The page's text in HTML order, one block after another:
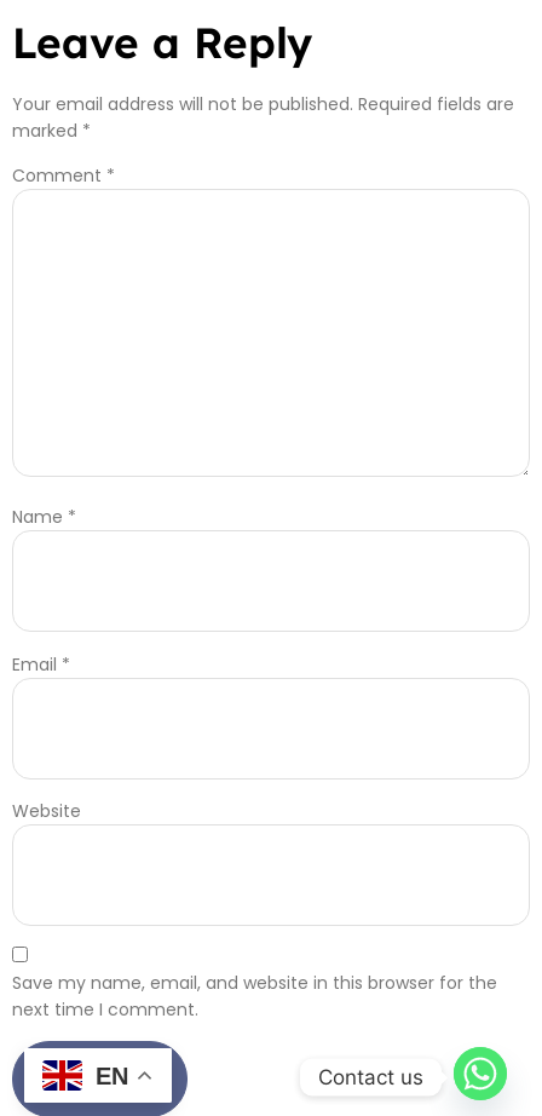
Leave a Reply
Your email address will not be published. Required fields are
marked *
Comment *
Name *
Email *
Website
Save my name, email, and website in this browser for the
next time I comment.
EN Contact us